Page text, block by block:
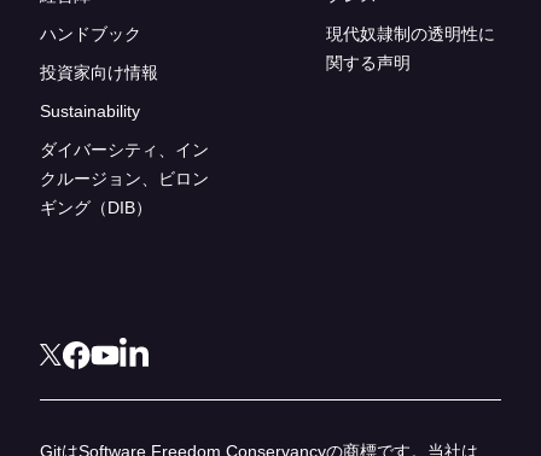
ハンドブック
投資家向け情報
Sustainability
ダイバーシティ、イン
クルージョン、ビロン
ギング（DIB）
現代奴隷制の透明性に
関する声明
GitはSoftware Freedom Conservancyの商標です。当社は